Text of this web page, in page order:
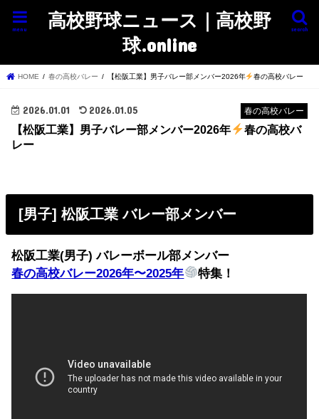
高校野球ニュース｜高校野
球.online
search
menu
HOME 春の高校バレー 【松阪工業】男子バレー部メンバー2026年 春の高校バレー
春の高校バレー
2026.01.01 2026.01.05
【松阪工業】男子バレー部メンバー2026年
春の高校バ
レー
[男子] 松阪工業 バレー部メンバー
松阪工業(男子) バレーボール部メンバー
春の高校バレー2026年〜2025年
特集！